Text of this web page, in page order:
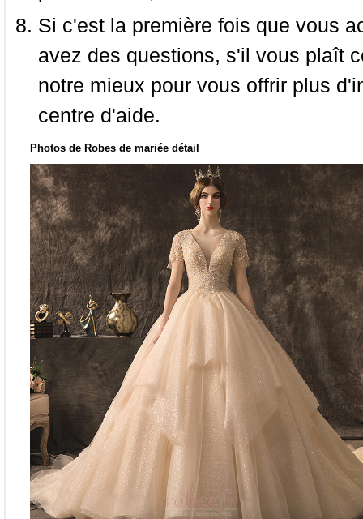
Si c'est la première fois que vous
avez des questions, s'il vous plaît
notre mieux pour vous offrir plus
centre d'aide.
Photos de Robes de mariée détail